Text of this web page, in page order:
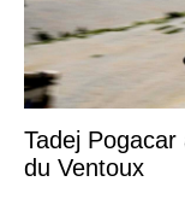
Tadej Pogacar
du Ventoux